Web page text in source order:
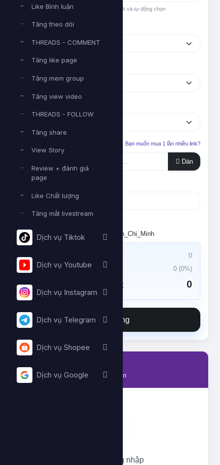
Like Bình luận
Tăng theo dõi
THREADS - COMMENT
Tăng like page
Tăng mem group
Tăng view video
THREADS - FOLLOW
Tăng share
View Story
Review + đánh giá
page
Like Chất lượng
Tăng mắt livestream
Dịch vụ Tiktok
Dịch vụ Youtube
Dịch vụ Instagram
Dịch vụ Telegram
Dịch vụ Shopee
Dịch vụ Google
Nhập tên hoặc ID dịch vụ để tìm kiếm nhanh và tự động chọn
Nền tảng
Phân loại
Bạn muốn mua 1 lần nhiều link?
Dán
Số lượng
Tối thiểu:- Tối đa:
Đặt lịch chạy. Múi giờ: Asia/Ho_Chi_Minh
Giá trị đơn hàng:
0
Thuế VAT:
0 (0%)
Tổng tiền cần thanh toán: 0
Đặt hàng
Thông tin tài khoản của bạn
Vui lòng đăng nhập